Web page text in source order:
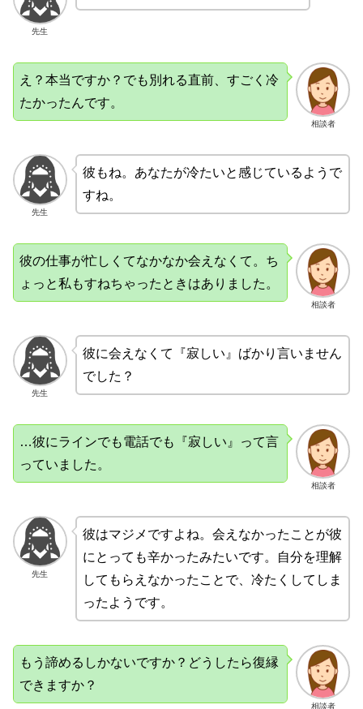
先生
相談者
え？本当ですか？でも別れる直前、すごく冷
たかったんです。
先生
彼もね。あなたが冷たいと感じているようで
すね。
相談者
彼の仕事が忙しくてなかなか会えなくて。ち
ょっと私もすねちゃったときはありました。
先生
彼に会えなくて『寂しい』ばかり言いません
でした？
相談者
…彼にラインでも電話でも『寂しい』って言
っていました。
先生
彼はマジメですよね。会えなかったことが彼
にとっても辛かったみたいです。自分を理解
してもらえなかったことで、冷たくしてしま
ったようです。
相談者
もう諦めるしかないですか？どうしたら復縁
できますか？